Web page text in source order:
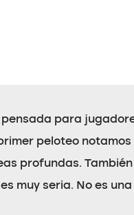
para
peloteo notamos
profundas.
muy seria. No es